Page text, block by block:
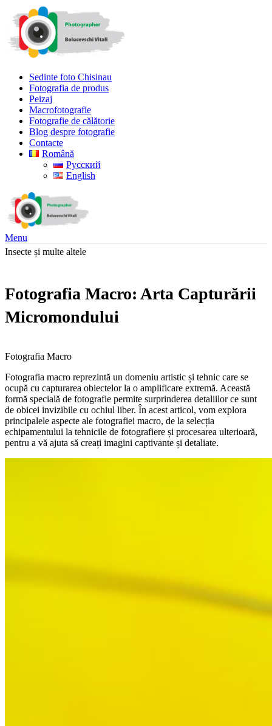
Sedinte foto Chisinau
Fotografia de produs
Peizaj
Macrofotografie
Fotografie de călătorie
Blog despre fotografie
Contacte
Română
Русский
English
Menu
Insecte și multe altele
Fotografia Macro: Arta Capturării
Micromondului
Fotografia Macro
Fotografia macro reprezintă un domeniu artistic și tehnic care se
ocupă cu capturarea obiectelor la o amplificare extremă. Această
formă specială de fotografie permite surprinderea detaliilor ce sunt
de obicei invizibile cu ochiul liber. În acest articol, vom explora
principalele aspecte ale fotografiei macro, de la selecția
echipamentului la tehnicile de fotografiere și procesarea ulterioară,
pentru a vă ajuta să creați imagini captivante și detaliate.